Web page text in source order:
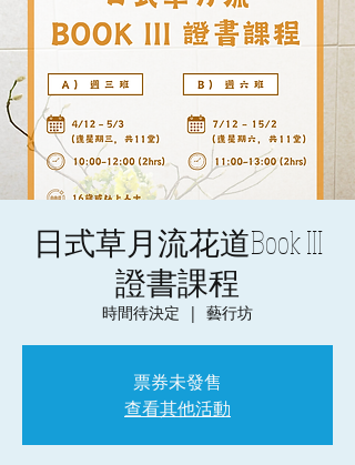
日式草月流花道Book III
證書課程
時間待決定
  |
藝行坊
票券未發售
查看其他活動